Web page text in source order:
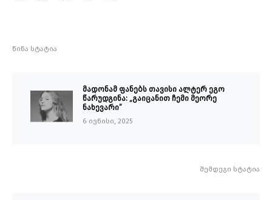
წინა სტატია
მადონამ ფანებს თავისი ალტერ ეგო
წარუდგინა: „გაიცანით ჩემი მეორე
ნახევარი”
6 ივნისი, 2025
შემდეგი სტატია